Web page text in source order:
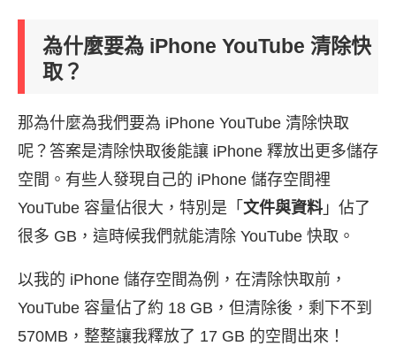
為什麼要為 iPhone YouTube 清除快
取？
那為什麼為我們要為 iPhone YouTube 清除快取
呢？答案是清除快取後能讓 iPhone 釋放出更多儲存
空間。有些人發現自己的 iPhone 儲存空間裡
YouTube 容量佔很大，特別是「 文件與資料」佔了
很多 GB，這時候我們就能清除 YouTube 快取。
以我的 iPhone 儲存空間為例，在清除快取前，
YouTube 容量佔了約 18 GB，但清除後，剩下不到
570MB，整整讓我釋放了 17 GB 的空間出來！